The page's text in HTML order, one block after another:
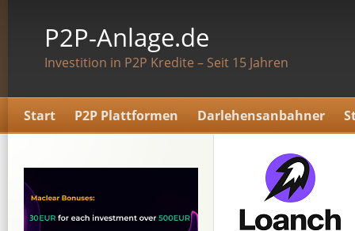
P2P-Anlage.de
Investition in P2P Kredite – Seit 15 Jahren
Start P2P Plattformen Darlehensanbahner